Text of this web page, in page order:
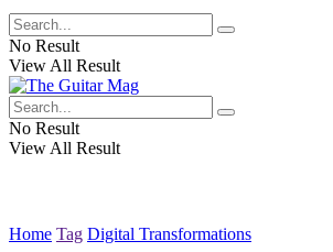
No Result
View All Result
No Result
View All Result
Home Tag Digital Transformations